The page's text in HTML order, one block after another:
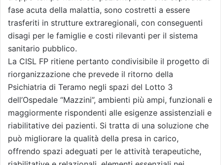
fase acuta della malattia, sono costretti a essere
trasferiti in strutture extraregionali, con conseguenti
disagi per le famiglie e costi rilevanti per il sistema
sanitario pubblico.
La CISL FP ritiene pertanto condivisibile il progetto di
riorganizzazione che prevede il ritorno della
Psichiatria di Teramo negli spazi del Lotto 3
dell’Ospedale “Mazzini”, ambienti più ampi, funzionali e
maggiormente rispondenti alle esigenze assistenziali e
riabilitative dei pazienti. Si tratta di una soluzione che
può migliorare la qualità della presa in carico,
offrendo spazi adeguati per le attività terapeutiche,